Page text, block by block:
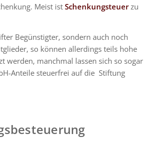
Meist istSchenkungsteuerzu
Begünstigter, sondern auch noch
so können allerdings teils hohe
werden, manchmal lassen sich so sogar
Anteile steuerfrei auf die Stiftung